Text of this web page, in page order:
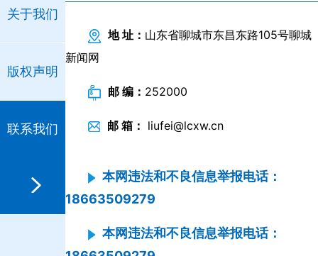
关于我们
版权声明
联系我们
地 址： 山东省聊城市东昌东路105号聊城
新闻网
邮 编： 252000
邮 箱： liufei@lcxw.cn
本网违法和不良信息举报电话：
18663509279
本网违法和不良信息举报电话：